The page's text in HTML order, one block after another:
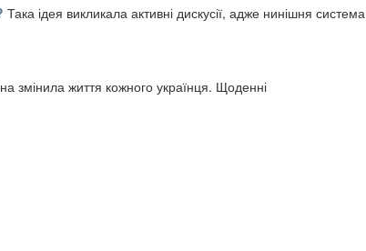
Така ідея викликала активні дискусії, адже нинішня система
змінила життя кожного українця. Щоденні